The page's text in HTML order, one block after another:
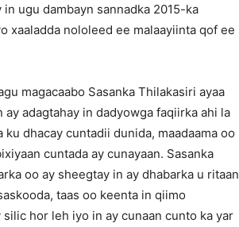
ugu dambayn sannadka 2015-ka
xaaladda nololeed ee malaayiinta qof ee
magacaabo Sasanka Thilakasiri ayaa
adagtahay in dadyowga faqiirka ahi la
dhacay cuntadii dunida, maadaama oo
cuntada ay cunayaan. Sasanka
oo ay sheegtay in ay dhabarka u ritaan
taas oo keenta in qiimo
hor leh iyo in ay cunaan cunto ka yar